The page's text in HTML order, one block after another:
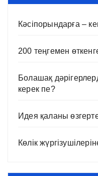
Кәсіпорындарға –
200 теңгемен
Болашақ
керек пе?
Идея қаланы
Көлік